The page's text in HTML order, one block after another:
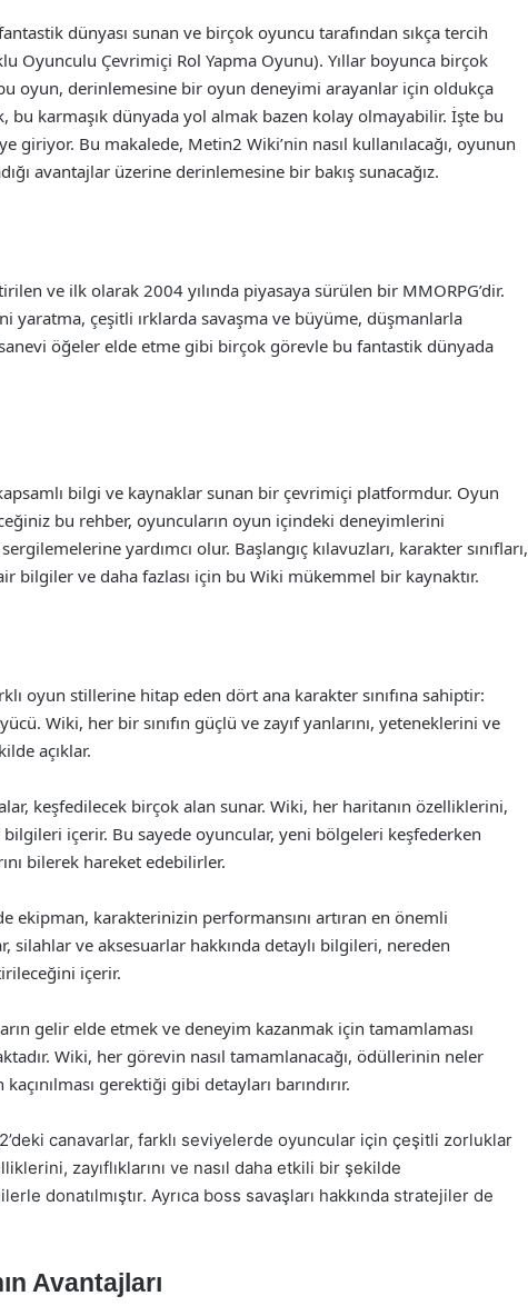
dünyası sunan ve birçok oyuncu tarafından sıkça tercih
Oyunculu Çevrimiçi Rol Yapma Oyunu). Yıllar boyunca birçok
oyun, derinlemesine bir oyun deneyimi arayanlar için oldukça
bu karmaşık dünyada yol almak bazen kolay olmayabilir. İşte bu
giriyor. Bu makalede, Metin2 Wiki’nin nasıl kullanılacağı, oyunun
avantajlar üzerine derinlemesine bir bakış sunacağız.
ve ilk olarak 2004 yılında piyasaya sürülen bir MMORPG’dir.
yaratma, çeşitli ırklarda savaşma ve büyüme, düşmanlarla
öğeler elde etme gibi birçok görevle bu fantastik dünyada
bilgi ve kaynaklar sunan bir çevrimiçi platformdur. Oyun
bu rehber, oyuncuların oyun içindeki deneyimlerini
yardımcı olur. Başlangıç kılavuzları, karakter sınıfları,
bilgiler ve daha fazlası için bu Wiki mükemmel bir kaynaktır.
oyun stillerine hitap eden dört ana karakter sınıfına sahiptir:
Wiki, her bir sınıfın güçlü ve zayıf yanlarını, yeteneklerini ve
açıklar.
keşfedilecek birçok alan sunar. Wiki, her haritanın özelliklerini,
bilgileri içerir. Bu sayede oyuncular, yeni bölgeleri keşfederken
bilerek hareket edebilirler.
ekipman, karakterinizin performansını artıran en önemli
silahlar ve aksesuarlar hakkında detaylı bilgileri, nereden
içerir.
gelir elde etmek ve deneyim kazanmak için tamamlaması
Wiki, her görevin nasıl tamamlanacağı, ödüllerinin neler
gerektiği gibi detayları barındırır.
canavarlar, farklı seviyelerde oyuncular için çeşitli zorluklar
zayıflıklarını ve nasıl daha etkili bir şekilde
donatılmıştır. Ayrıca boss savaşları hakkında stratejiler de
Avantajları